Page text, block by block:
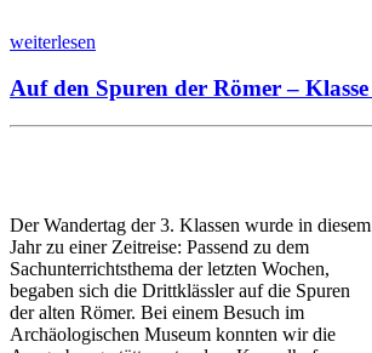
weiterlesen
Auf den Spuren der Römer – Klasse
Der Wandertag der 3. Klassen wurde in diesem
Jahr zu einer Zeitreise: Passend zu dem
Sachunterrichtsthema der letzten Wochen,
begaben sich die Drittklässler auf die Spuren
der alten Römer. Bei einem Besuch im
Archäologischen Museum konnten wir die